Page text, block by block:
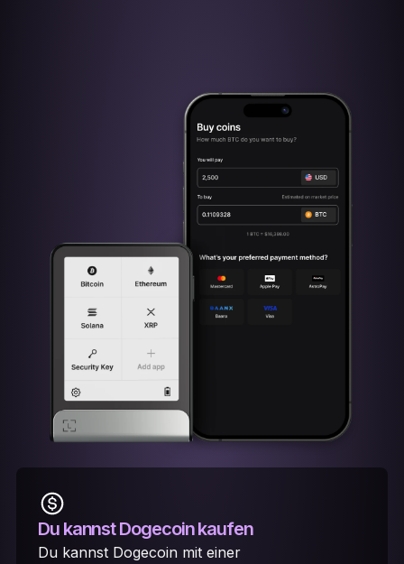
Du kannst Dogecoin kaufen
Du kannst Dogecoin mit einer